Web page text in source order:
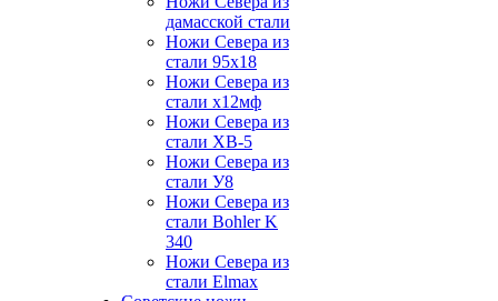
дамасской стали
Ножи Севера из
стали 95х18
Ножи Севера из
стали х12мф
Ножи Севера из
стали ХВ-5
Ножи Севера из
стали У8
Ножи Севера из
стали Bohler K
340
Ножи Севера из
стали Elmax